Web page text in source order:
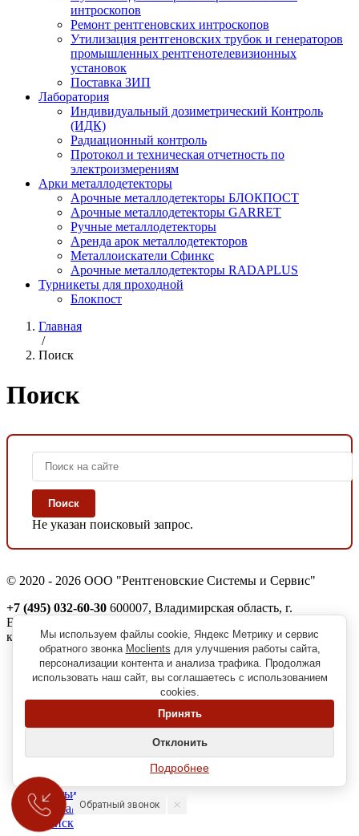
интроскопов
Ремонт рентгеновских интроскопов
Утилизация рентгеновских трубок и генераторов
промышленных рентгенотелевизионных
установок
Поставка ЗИП
Лаборатория
Индивидуальный дозиметрический Контроль
(ИДК)
Радиационный контроль
Протокол и техническая отчетность по
электроизмерениям
Арки металлодетекторы
Арочные металлодетекторы БЛОКПОСТ
Арочные металлодетекторы GARRET
Ручные металлодетекторы
Аренда арок металлодетекторов
Металлоискатели Сфинкс
Арочные металлодетекторы RADAPLUS
Турникеты для проходной
Блокпост
Главная
/
Поиск
Поиск
Поиск
Не указан поисковый запрос.
© 2020 - 2026 ООО "Рентгеновские Системы и Сервис"
+7 (495) 032-60-30 600007, Владимирская область, г.
Владимир, ул. Северная, д. 1м,
корп. 11, пом. 41
Реквизиты
Политика обработки персональных данных
Пользовательское соглашение
Согласие на получение рекламно-информационной рассылки
Новости
Статьи
Контакты
Поиск
Мы используем файлы cookie, Яндекс Метрику и сервис
обратного звонка Moclients для улучшения работы сайта,
персонализации контента и анализа трафика. Продолжая
использовать наш сайт, вы соглашаетесь с использованием
cookies.
Принять
Отклонить
Подробнее
Обратный звонок